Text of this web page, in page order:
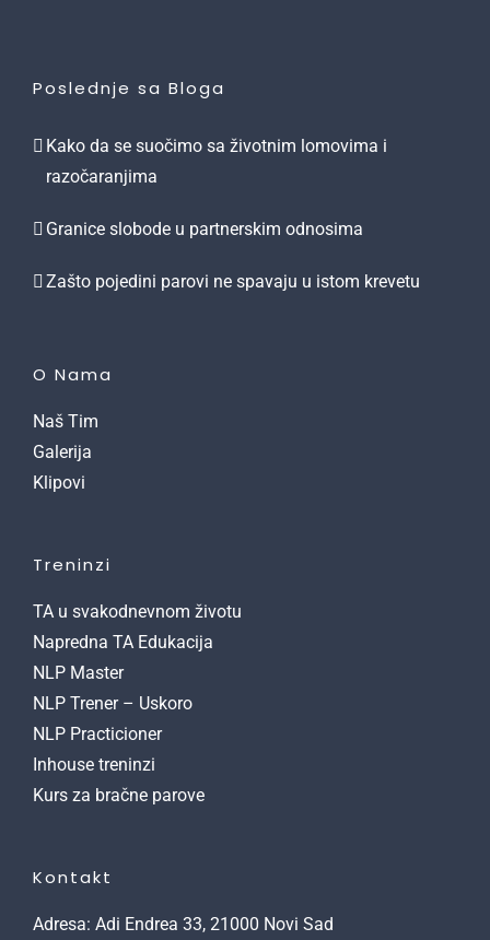
Poslednje sa Bloga
Kako da se suočimo sa životnim lomovima i
razočaranjima
Granice slobode u partnerskim odnosima
Zašto pojedini parovi ne spavaju u istom krevetu
O Nama
Naš Tim
Galerija
Klipovi
Treninzi
TA u svakodnevnom životu
Napredna TA Edukacija
NLP Master
NLP Trener – Uskoro
NLP Practicioner
Inhouse treninzi
Kurs za bračne parove
Kontakt
Adresa: Adi Endrea 33, 21000 Novi Sad